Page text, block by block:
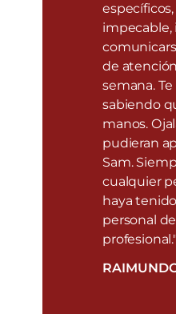
impecable,
de
semana.
sabiendo
manos.
pudieran
Sam.
cualquier
haya
personal
profesional."